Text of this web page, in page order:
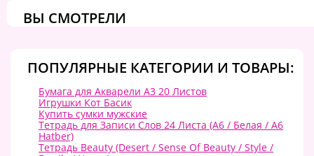
ВЫ СМОТРЕЛИ
ПОПУЛЯРНЫЕ КАТЕГОРИИ И ТОВАРЫ:
Бумага для Акварели А3 20 Листов
Игрушки Кот Басик
Купить сумки мужские
Тетрадь для Записи Слов 24 Листа (A6 / Белая / А6
Hatber)
Тетрадь Beauty (Desert / Sense Of Beauty / Style /